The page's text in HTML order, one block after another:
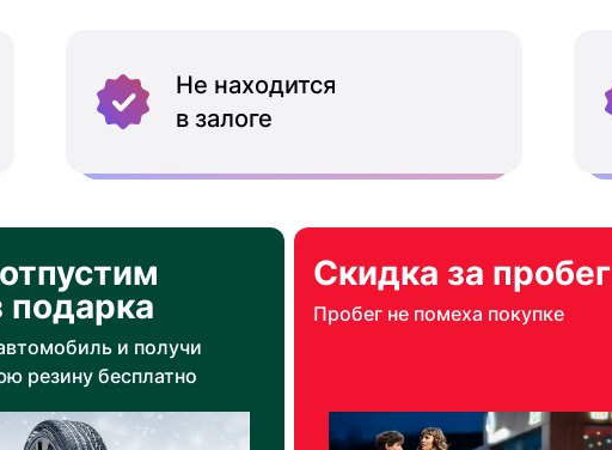
Не находится
в залоге
подарка
и получи
резину бесплатно
Скидка за пробег
Пробег не помеха покупке